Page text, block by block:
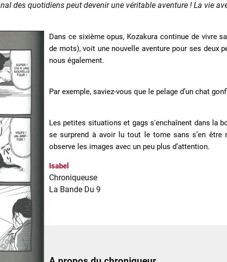
des quotidiens peut devenir une véritable aventure ! La vie
Dans ce sixième opus, Kozakura continue de vivre
de mots), voit une nouvelle aventure pour ses deux
nous également.
Par exemple, saviez-vous que le pelage d’un chat
Les petites situations et gags s'enchaînent dans la
se surprend à avoir lu tout le tome sans s’en
observe les images avec un peu plus d’attention.
Isabel
Chroniqueuse
La Bande Du 9